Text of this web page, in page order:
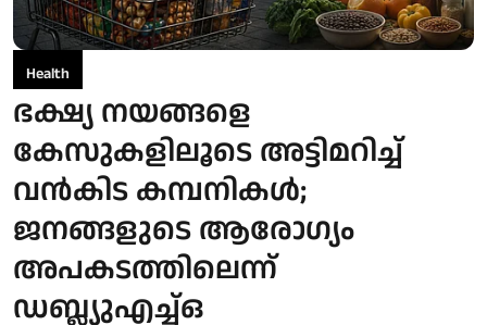
Health
ഭക്ഷ്യ നയങ്ങളെ
കേസുകളിലൂടെ അട്ടിമറിച്ച്
വൻകിട കമ്പനികൾ;
ജനങ്ങളുടെ ആരോഗ്യം
അപകടത്തിലെന്ന്
ഡബ്ല്യുഎച്ച്ഒ